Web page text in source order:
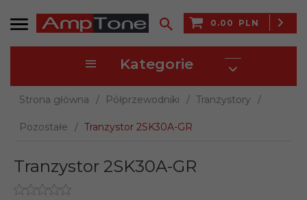
0.00 PLN
Kategorie
Strona główna Półprzewodniki Tranzystory
Pozostałe Tranzystor 2SK30A-GR
Tranzystor 2SK30A-GR